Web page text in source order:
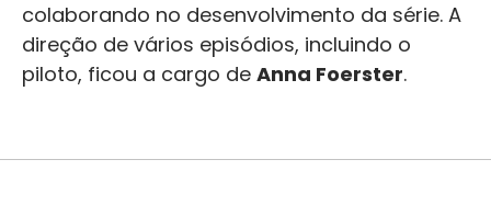
colaborando no desenvolvimento da série. A
direção de vários episódios, incluindo o
piloto, ficou a cargo de Anna Foerster.